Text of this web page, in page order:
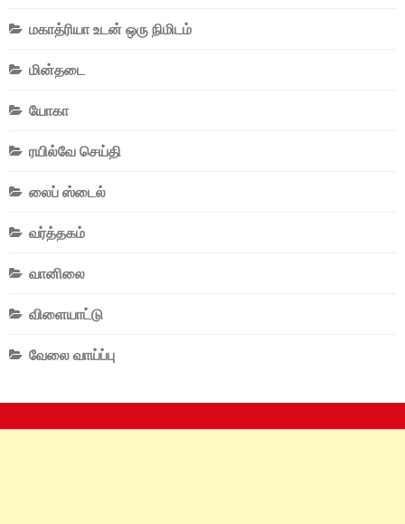
மகாத்ரியா உடன் ஒரு நிமிடம்
மின்தடை
யோகா
ரயில்வே செய்தி
லைப் ஸ்டைல்
வர்த்தகம்
வானிலை
விளையாட்டு
வேலை வாய்ப்பு